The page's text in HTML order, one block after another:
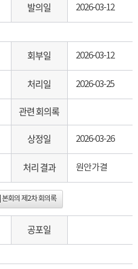
발의일 2026-03-12
회부일 2026-03-12
처리일 2026-03-25
관련 회의록
상정일 2026-03-26
처리 결과 원안가결
회의 제2차 회의록
공포일